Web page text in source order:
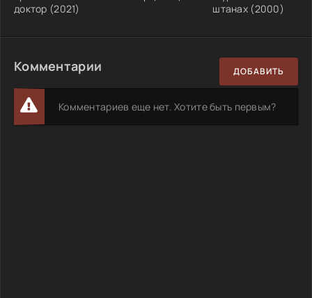
доктор (2021)
штанах (2000)
Комментарии ДОБАВИТЬ
Комментариев еще нет. Хотите быть первым?